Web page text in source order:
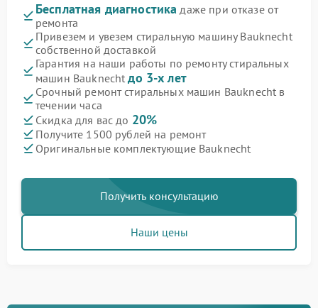
Бесплатная диагностика даже при отказе от
ремонта
Привезем и увезем стиральную машину Bauknecht
собственной доставкой
Гарантия на наши работы по ремонту стиральных
машин Bauknechtдо 3-х лет
Срочный ремонт стиральных машин Bauknecht в
течении часа
Скидка для вас до 20%
Получите 1500 рублей на ремонт
Оригинальные комплектующие Bauknecht
Получить консультацию
Наши цены